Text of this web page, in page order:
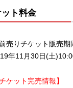
ト料金
売りチケット販売期
年11月30日(土
ケット完売情報】